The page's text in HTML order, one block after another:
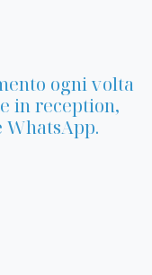
ogni volta
in reception,